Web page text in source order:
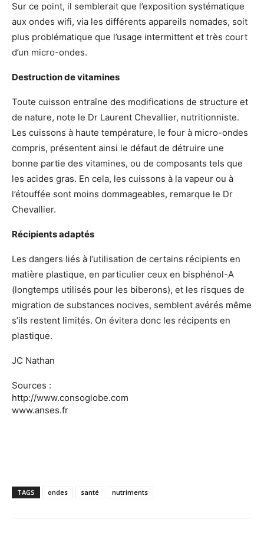
Sur ce point, il semblerait que l’exposition systématique
aux ondes wifi, via les différents appareils nomades, soit
plus problématique que l’usage intermittent et très court
d’un micro-ondes.
Destruction de vitamines
Toute cuisson entraîne des modifications de structure et
de nature, note le Dr Laurent Chevallier, nutritionniste.
Les cuissons à haute température, le four à micro-ondes
compris, présentent ainsi le défaut de détruire une
bonne partie des vitamines, ou de composants tels que
les acides gras. En cela, les cuissons à la vapeur ou à
l’étouffée sont moins dommageables, remarque le Dr
Chevallier.
Récipients adaptés
Les dangers liés à l’utilisation de certains récipients en
matière plastique, en particulier ceux en bisphénol-A
(longtemps utilisés pour les biberons), et les risques de
migration de substances nocives, semblent avérés même
s’ils restent limités. On évitera donc les récipents en
plastique.
JC Nathan
Sources :
http://www.consoglobe.com
www.anses.fr
TAGS ondes santé nutriments